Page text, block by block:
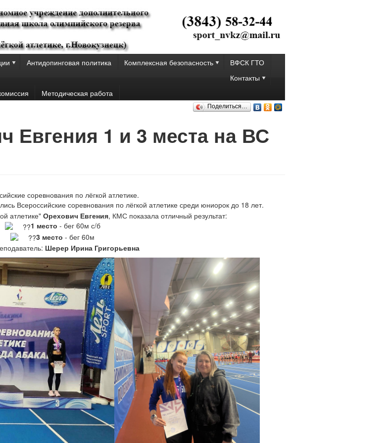
Антидопинговая политика Комплексная безопасность
ВФСК ГТО
Контакты
Методическая работа
Поделиться…
Евгения 1 и 3 места на ВС
соревнования по лёгкой атлетике.
Всероссийские соревнования по лёгкой атлетике среди юниорок до 18 лет.
атлетике" Орехович Евгения, КМС показала отличный результат:
1 место - бег 60м с/б
3 место - бег 60м
Шерер Ирина Григорьевна